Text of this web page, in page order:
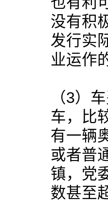
没有积
发行实
业运作
（3）
车，比
有一辆
或者普
镇，党
数甚至